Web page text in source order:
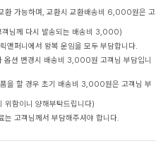
환 가능하며, 교환시 교환배송비 6,000원은 고
님께 다시 발송되는 배송비 3,000)
앤퍼니에서 왕복 운임을 모두 부담합니다.
옵션 변경시 배송비 3,000원 고객님 부담입니
을 할 경우 초기 배송비 3,000원은 고객님 부
위함이니 양해부탁드립니다)
고객님께서 부담해주셔야 합니다.